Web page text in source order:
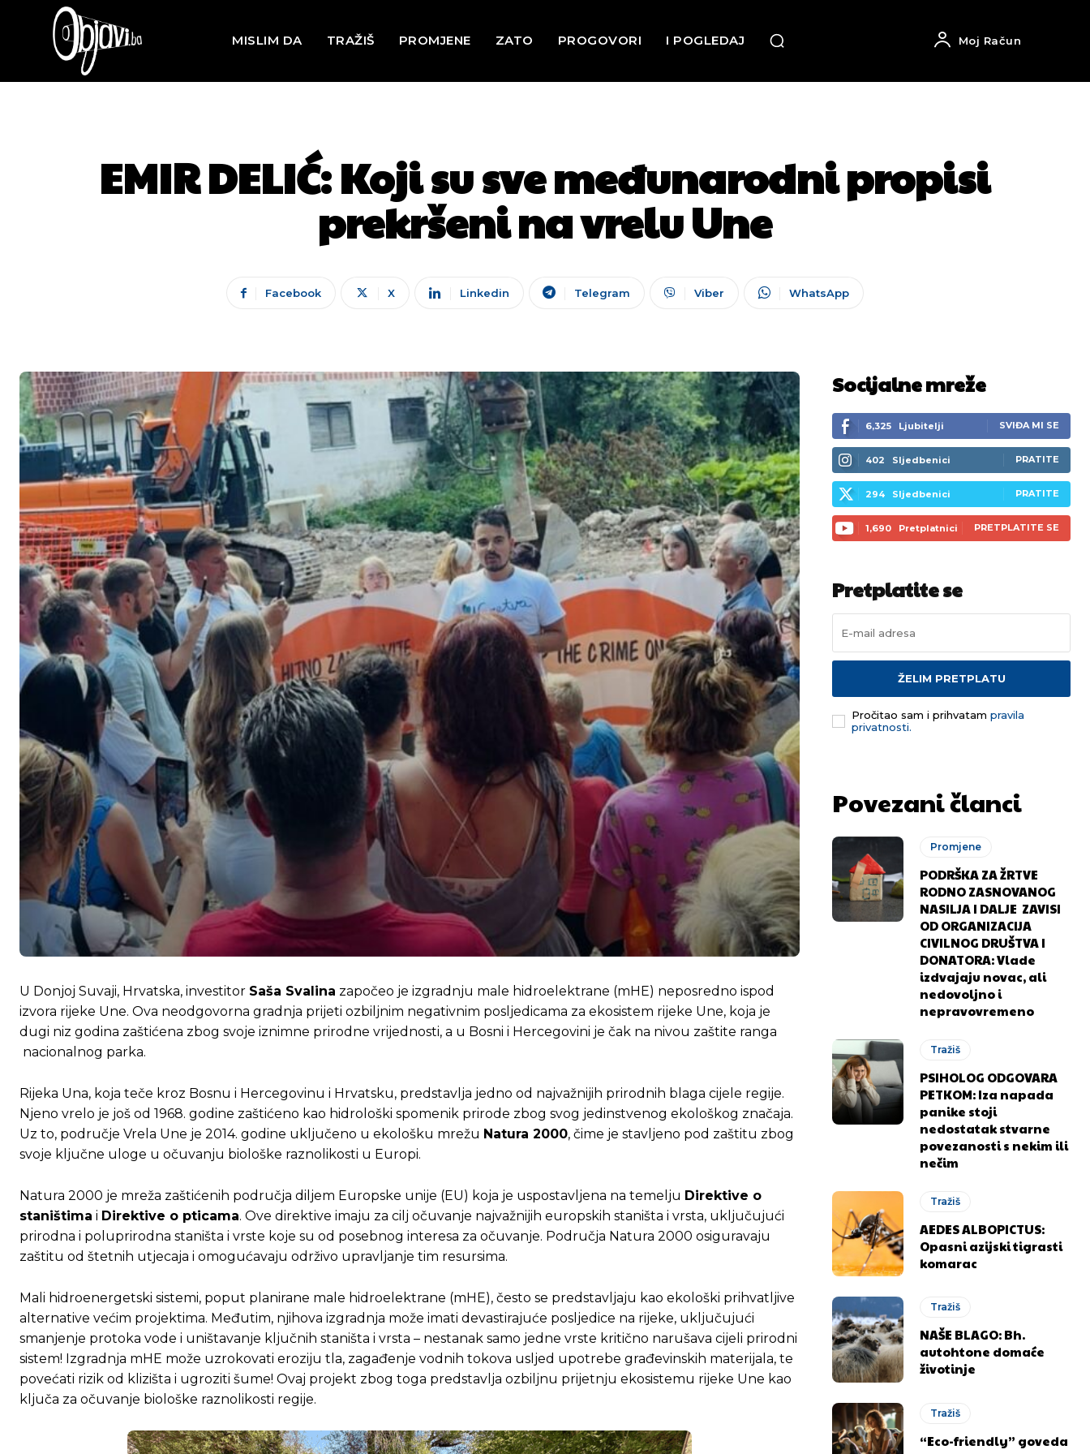
MISLIM DA TRAŽIŠ PROMJENE ZATO PROGOVORI I POGLEDAJ Moj Račun
EMIR DELIĆ: Koji su sve međunarodni propisi
prekršeni na vrelu Une
Facebook X Linkedin Telegram Viber WhatsApp
U Donjoj Suvaji, Hrvatska, investitor Saša Svalina započeo je izgradnju male hidroelektrane (mHE) neposredno ispod
izvora rijeke Une. Ova neodgovorna gradnja prijeti ozbiljnim negativnim posljedicama za ekosistem rijeke Une, koja je
dugi niz godina zaštićena zbog svoje iznimne prirodne vrijednosti, a u Bosni i Hercegovini je čak na nivou zaštite ranga
nacionalnog parka.
Rijeka Una, koja teče kroz Bosnu i Hercegovinu i Hrvatsku, predstavlja jedno od najvažnijih prirodnih blaga cijele regije.
Njeno vrelo je još od 1968. godine zaštićeno kao hidrološki spomenik prirode zbog svog jedinstvenog ekološkog značaja.
Uz to, područje Vrela Une je 2014. godine uključeno u ekološku mrežu Natura 2000, čime je stavljeno pod zaštitu zbog
svoje ključne uloge u očuvanju biološke raznolikosti u Europi.
Natura 2000 je mreža zaštićenih područja diljem Europske unije (EU) koja je uspostavljena na temelju Direktive o
staništima i Direktive o pticama. Ove direktive imaju za cilj očuvanje najvažnijih europskih staništa i vrsta, uključujući
prirodna i poluprirodna staništa i vrste koje su od posebnog interesa za očuvanje. Područja Natura 2000 osiguravaju
zaštitu od štetnih utjecaja i omogućavaju održivo upravljanje tim resursima.
Mali hidroenergetski sistemi, poput planirane male hidroelektrane (mHE), često se predstavljaju kao ekološki prihvatljive
alternative većim projektima. Međutim, njihova izgradnja može imati devastirajuće posljedice na rijeke, uključujući
smanjenje protoka vode i uništavanje ključnih staništa i vrsta – nestanak samo jedne vrste kritično narušava cijeli prirodni
sistem! Izgradnja mHE može uzrokovati eroziju tla, zagađenje vodnih tokova usljed upotrebe građevinskih materijala, te
povećati rizik od klizišta i ugroziti šume! Ovaj projekt zbog toga predstavlja ozbiljnu prijetnju ekosistemu rijeke Une kao
ključa za očuvanje biološke raznolikosti regije.
Socijalne mreže
6,325 Ljubitelji SVIĐA MI SE
402 Sljedbenici PRATITE
294 Sljedbenici PRATITE
1,690 Pretplatnici PRETPLATITE SE
Pretplatite se
ŽELIM PRETPLATU
Pročitao sam i prihvatam pravila
privatnosti.
Povezani članci
Promjene
PODRŠKA ZA ŽRTVE
RODNO ZASNOVANOG
NASILJA I DALJE ZAVISI
OD ORGANIZACIJA
CIVILNOG DRUŠTVA I
DONATORA: Vlade
izdvajaju novac, ali
nedovoljno i
nepravovremeno
Tražiš
PSIHOLOG ODGOVARA
PETKOM: Iza napada
panike stoji
nedostatak stvarne
povezanosti s nekim ili
nečim
Tražiš
AEDES ALBOPICTUS:
Opasni azijski tigrasti
komarac
Tražiš
NAŠE BLAGO: Bh.
autohtone domaće
životinje
Tražiš
“Eco-friendly” goveda